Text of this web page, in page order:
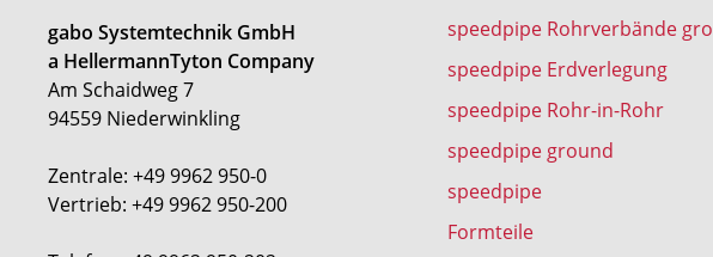
gabo Systemtechnik GmbH
a HellermannTyton Company
Am Schaidweg 7
94559 Niederwinkling
Zentrale: +49 9962 950-0
Vertrieb: +49 9962 950-200
speedpipe Rohrverbände
speedpipe Erdverlegung
speedpipe Rohr-in-Rohr
speedpipe ground
speedpipe
Formteile